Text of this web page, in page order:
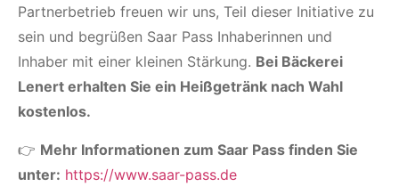
Partnerbetrieb freuen wir uns, Teil dieser Initiative zu
sein und begrüßen Saar Pass Inhaberinnen und
Inhaber mit einer kleinen Stärkung. Bei Bäckerei
Lenert erhalten Sie ein Heißgetränk nach Wahl
kostenlos.
👉 Mehr Informationen zum Saar Pass finden Sie
unter: https://www.saar-pass.de